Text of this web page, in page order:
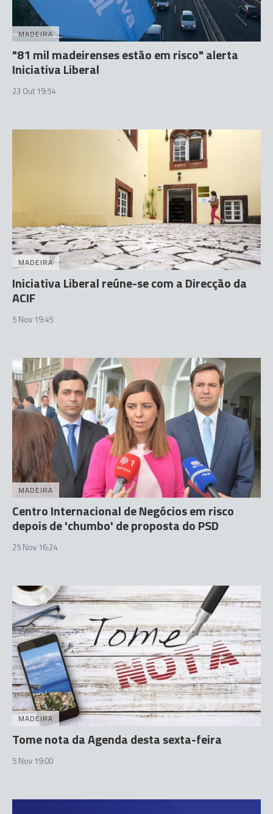
MADEIRA
"81 mil madeirenses estão em risco" alerta
Iniciativa Liberal
23 Out 19:54
MADEIRA
Iniciativa Liberal reúne-se com a Direcção da
ACIF
5 Nov 19:45
MADEIRA
Centro Internacional de Negócios em risco
depois de 'chumbo' de proposta do PSD
25 Nov 16:24
MADEIRA
Tome nota da Agenda desta sexta-feira
5 Nov 19:00